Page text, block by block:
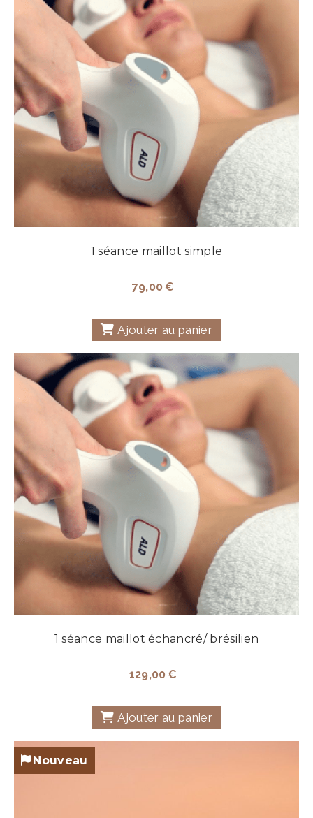
1 séance maillot simple
79,00 €
Ajouter au panier
1 séance maillot échancré/ brésilien
129,00 €
Ajouter au panier
Nouveau